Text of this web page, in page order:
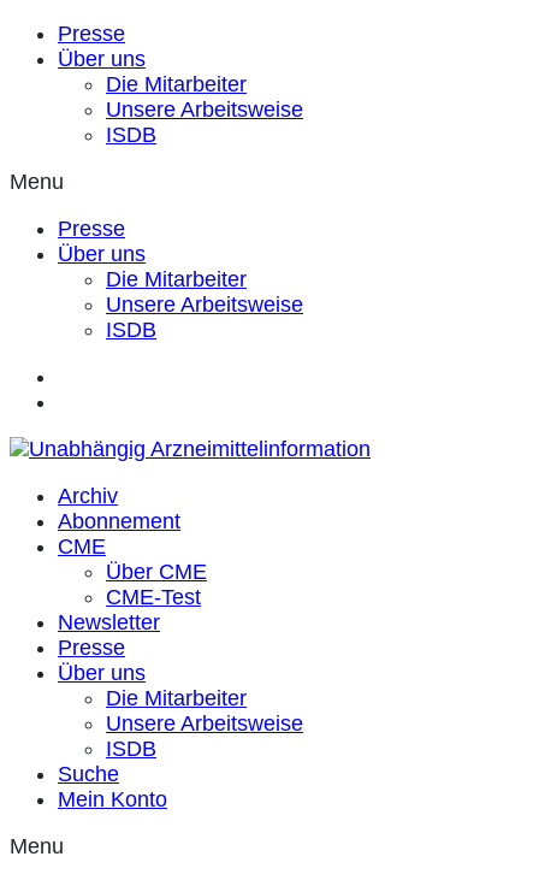
Presse
Über uns
Die Mitarbeiter
Unsere Arbeitsweise
ISDB
Menu
Presse
Über uns
Die Mitarbeiter
Unsere Arbeitsweise
ISDB
Archiv
Abonnement
CME
Über CME
CME-Test
Newsletter
Presse
Über uns
Die Mitarbeiter
Unsere Arbeitsweise
ISDB
Suche
Mein Konto
Menu